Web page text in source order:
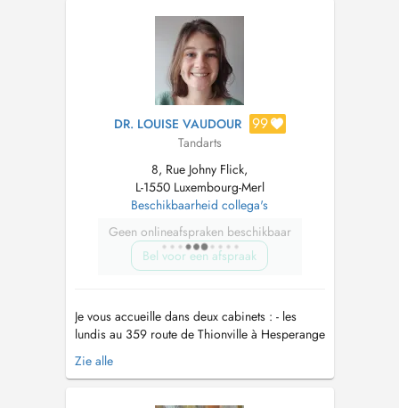
DR. LOUISE VAUDOUR 99
Tandarts
8, Rue Johny Flick,
L-1550 Luxembourg-Merl
Beschikbaarheid collega's
Geen onlineafspraken beschikbaar
Bel voor een afspraak
Je vous accueille dans deux cabinets : - les
lundis au 359 route de Thionville à Hesperange
(661 421 661) - les jeudis au 8 rue Johny Flick à
Merl (28 66 500) Prise en charge des patients
Zie alle